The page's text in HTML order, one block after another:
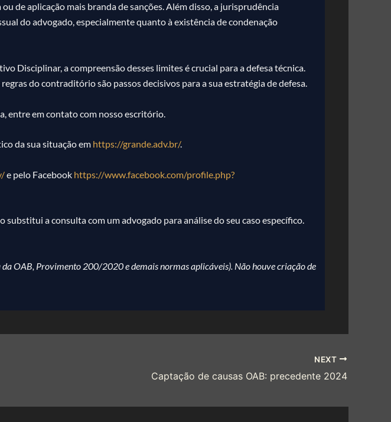
de aplicação mais branda de sanções. Além disso, a jurisprudência
do advogado, especialmente quanto à existência de condenação
Disciplinar, a compreensão desses limites é crucial para a defesa técnica.
do contraditório são passos decisivos para a sua estratégia de defesa.
entre em contato com nosso escritório.
da sua situação em https://grande.adv.br/.
e pelo Facebook https://www.facebook.com/profile.php?
a consulta com um advogado para análise do seu caso específico.
OAB, Provimento 200/2020 e demais normas aplicáveis). Não houve criação de
NEXT
Captação de causas OAB: precedente 2024